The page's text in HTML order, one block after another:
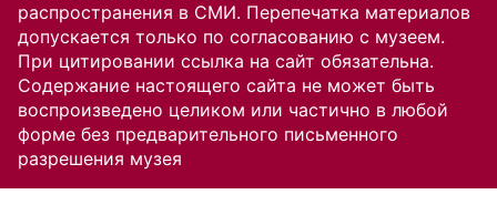
распространения в СМИ. Перепечатка материалов
допускается только по согласованию с музеем.
При цитировании ссылка на сайт обязательна.
Содержание настоящего сайта не может быть
воспроизведено целиком или частично в любой
форме без предварительного письменного
разрешения музея